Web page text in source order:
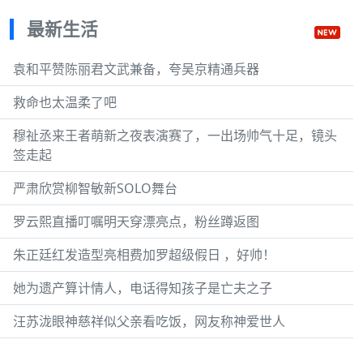
最新生活
袁和平赞陈丽君文武兼备，夸吴京精通兵器
救命也太温柔了吧
穆祉丞来王者萌新之夜表演赛了，一出场帅气十足，镜头
签走起
严肃欣赏柳智敏新SOLO舞台
罗云熙直播叮嘱明天穿漂亮点，粉丝蹲返图
朱正廷红发造型亮相费加罗超级假日 ，好帅！
她为遗产算计情人，电话得知孩子是亡夫之子
汪苏泷眼神慈祥似父亲看吃饭，网友称神爱世人